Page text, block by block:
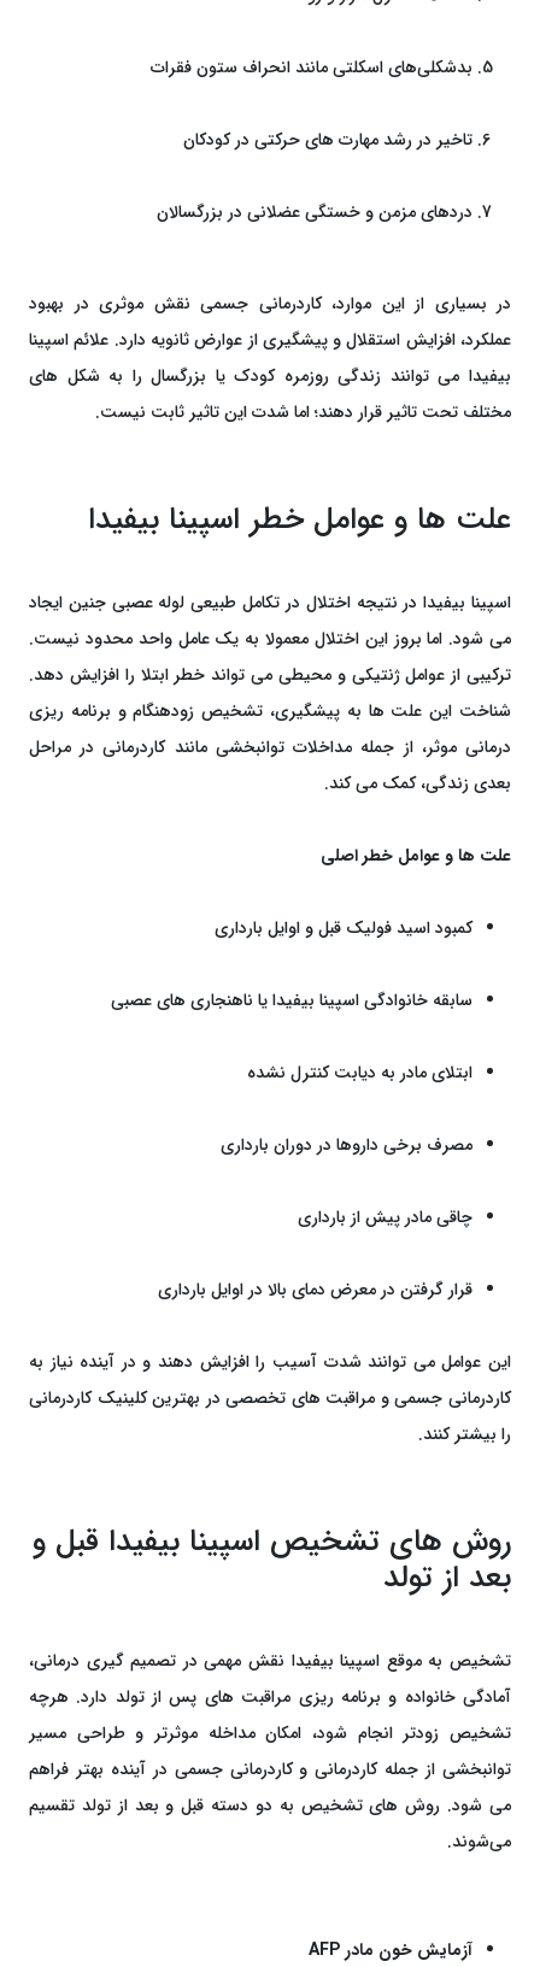
بدشکلی‌های اسکلتی مانند انحراف ستون فقرات
تاخیر در رشد مهارت‌ های حرکتی در کودکان
دردهای مزمن و خستگی عضلانی در بزرگسالان
در بسیاری از این موارد، کاردرمانی جسمی نقش موثری در بهبود
عملکرد، افزایش استقلال و پیشگیری از عوارض ثانویه دارد. علائم اسپینا
بیفیدا می‌ توانند زندگی روزمره کودک یا بزرگسال را به شکل ‌های
مختلف تحت ‌تاثیر قرار دهند؛ اما شدت این تاثیر ثابت نیست.
علت ‌ها و عوامل خطر اسپینا بیفیدا
اسپینا بیفیدا در نتیجه اختلال در تکامل طبیعی لوله عصبی جنین ایجاد
می ‌شود. اما بروز این اختلال معمولا به یک عامل واحد محدود نیست.
ترکیبی از عوامل ژنتیکی و محیطی می ‌تواند خطر ابتلا را افزایش دهد.
شناخت این علت ‌ها به پیشگیری، تشخیص زودهنگام و برنامه ‌ریزی
درمانی موثر، از جمله مداخلات توانبخشی مانند کاردرمانی در مراحل
بعدی زندگی، کمک می ‌کند.
علت ‌ها و عوامل خطر اصلی
کمبود اسید فولیک قبل و اوایل بارداری
سابقه خانوادگی اسپینا بیفیدا یا ناهنجاری ‌های عصبی
ابتلای مادر به دیابت کنترل‌ نشده
مصرف برخی داروها در دوران بارداری
چاقی مادر پیش از بارداری
قرار گرفتن در معرض دمای بالا در اوایل بارداری
این عوامل می ‌توانند شدت آسیب را افزایش دهند و در آینده نیاز به
کاردرمانی جسمی و مراقبت ‌های تخصصی در بهترین کلینیک کاردرمانی
را بیشتر کنند.
روش ‌های تشخیص اسپینا بیفیدا قبل و
بعد از تولد
تشخیص به‌ موقع اسپینا بیفیدا نقش مهمی در تصمیم‌ گیری درمانی،
آمادگی خانواده و برنامه ‌ریزی مراقبت ‌های پس از تولد دارد. هرچه
تشخیص زودتر انجام شود، امکان مداخله موثرتر و طراحی مسیر
توانبخشی از جمله کاردرمانی و کاردرمانی جسمی در آینده بهتر فراهم
می ‌شود. روش ‌های تشخیص به دو دسته قبل و بعد از تولد تقسیم
می‌شوند.
آزمایش خون مادر AFP